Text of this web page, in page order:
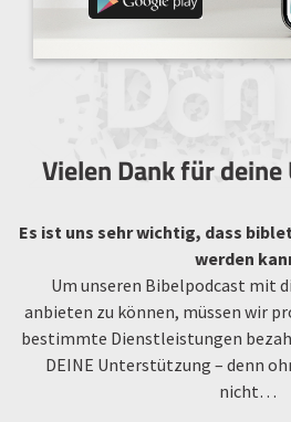
Vielen Dank für
Es ist uns sehr wichtig, dass
werden
Um unseren Bibelpodcast mit
anbieten zu können, müssen wir
bestimmte Dienstleistungen
DEINE Unterstützung – denn
nicht…